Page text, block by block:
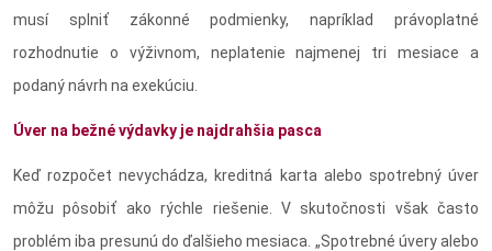
musí splniť zákonné podmienky, napríklad právoplatné
rozhodnutie o výživnom, neplatenie najmenej tri mesiace a
podaný návrh na exekúciu.
Úver na bežné výdavky je najdrahšia pasca
Keď rozpočet nevychádza, kreditná karta alebo spotrebný úver
môžu pôsobiť ako rýchle riešenie. V skutočnosti však často
problém iba presunú do ďalšieho mesiaca. „Spotrebné úvery alebo